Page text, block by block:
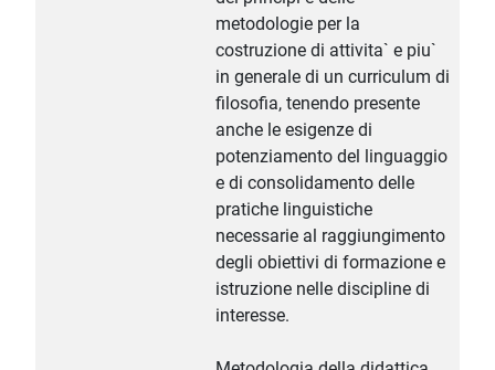
metodologie per la
costruzione di attivita` e piu`
in generale di un curriculum di
filosofia, tenendo presente
anche le esigenze di
potenziamento del linguaggio
e di consolidamento delle
pratiche linguistiche
necessarie al raggiungimento
degli obiettivi di formazione e
istruzione nelle discipline di
interesse.